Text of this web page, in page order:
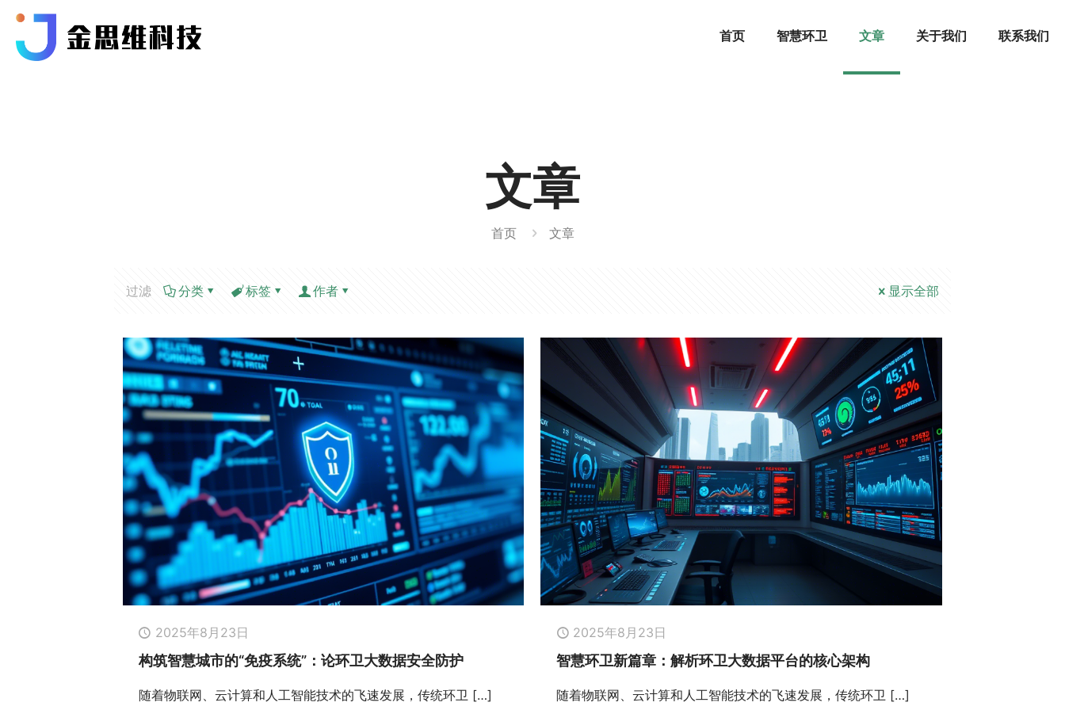
首页 智慧环卫 文章 关于我们 联系我们
文章
首页 文章
过滤 分类 标签 作者 显示全部
2025年8月23日
构筑智慧城市的“免疫系统”：论环卫大数据安全防护
随着物联网、云计算和人工智能技术的飞速发展，传统环卫 […]
2025年8月23日
智慧环卫新篇章：解析环卫大数据平台的核心架构
随着物联网、云计算和人工智能技术的飞速发展，传统环卫 […]